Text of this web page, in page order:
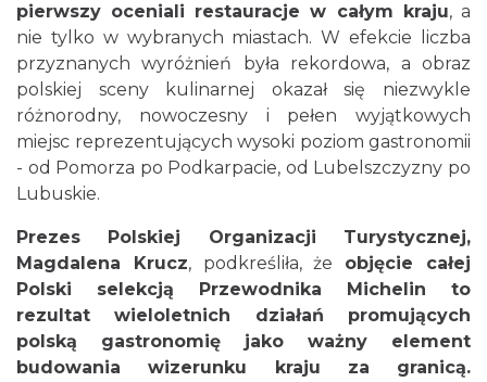
pierwszy oceniali restauracje w całym kraju, a
nie tylko w wybranych miastach. W efekcie liczba
przyznanych wyróżnień była rekordowa, a obraz
polskiej sceny kulinarnej okazał się niezwykle
różnorodny, nowoczesny i pełen wyjątkowych
miejsc reprezentujących wysoki poziom gastronomii
- od Pomorza po Podkarpacie, od Lubelszczyzny po
Lubuskie.
Prezes Polskiej Organizacji Turystycznej,
Magdalena Krucz, podkreśliła, że objęcie całej
Polski selekcją Przewodnika Michelin to
rezultat wieloletnich działań promujących
polską gastronomię jako ważny element
budowania wizerunku kraju za granicą.